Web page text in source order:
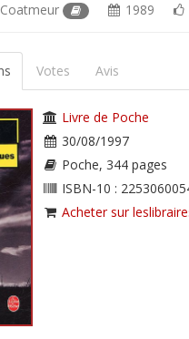
1989
Votes Avis
Livre de Poche
30/08/1997
Poche, 344 pages
ISBN-10 :
Acheter sur